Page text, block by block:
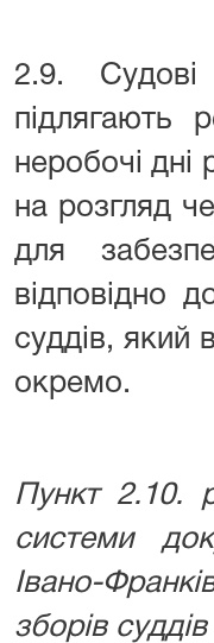
2.9. Судові
підлягають
неробочі
на розгляд
для
відповідно
суддів, який
окремо.
Пункт 2.10.
системи
Івано-
зборів